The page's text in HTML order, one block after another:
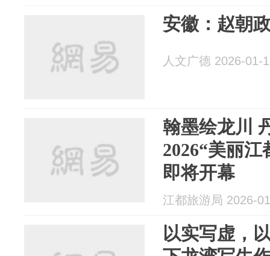
安徽：赵朝
人文广德 2026-01-
翰墨绘龙川
2026“美丽
即将开幕
江都旅游局 2026-
以实写虚，